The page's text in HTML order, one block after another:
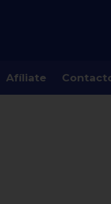
Afíliate